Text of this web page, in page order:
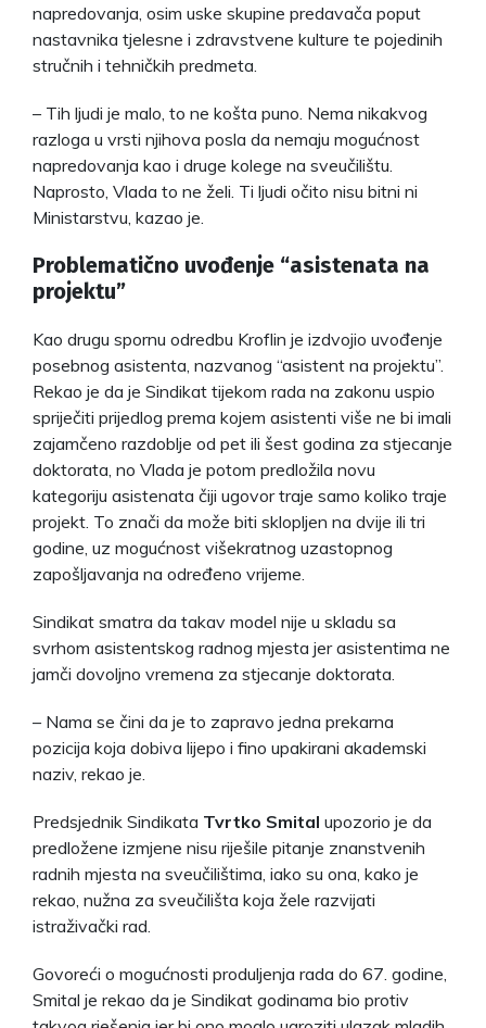
napredovanja, osim uske skupine predavača poput
nastavnika tjelesne i zdravstvene kulture te pojedinih
stručnih i tehničkih predmeta.
– Tih ljudi je malo, to ne košta puno. Nema nikakvog
razloga u vrsti njihova posla da nemaju mogućnost
napredovanja kao i druge kolege na sveučilištu.
Naprosto, Vlada to ne želi. Ti ljudi očito nisu bitni ni
Ministarstvu, kazao je.
Problematično uvođenje “asistenata na
projektu”
Kao drugu spornu odredbu Kroflin je izdvojio uvođenje
posebnog asistenta, nazvanog “asistent na projektu”.
Rekao je da je Sindikat tijekom rada na zakonu uspio
spriječiti prijedlog prema kojem asistenti više ne bi imali
zajamčeno razdoblje od pet ili šest godina za stjecanje
doktorata, no Vlada je potom predložila novu
kategoriju asistenata čiji ugovor traje samo koliko traje
projekt. To znači da može biti sklopljen na dvije ili tri
godine, uz mogućnost višekratnog uzastopnog
zapošljavanja na određeno vrijeme.
Sindikat smatra da takav model nije u skladu sa
svrhom asistentskog radnog mjesta jer asistentima ne
jamči dovoljno vremena za stjecanje doktorata.
– Nama se čini da je to zapravo jedna prekarna
pozicija koja dobiva lijepo i fino upakirani akademski
naziv, rekao je.
Predsjednik Sindikata Tvrtko Smital upozorio je da
predložene izmjene nisu riješile pitanje znanstvenih
radnih mjesta na sveučilištima, iako su ona, kako je
rekao, nužna za sveučilišta koja žele razvijati
istraživački rad.
Govoreći o mogućnosti produljenja rada do 67. godine,
Smital je rekao da je Sindikat godinama bio protiv